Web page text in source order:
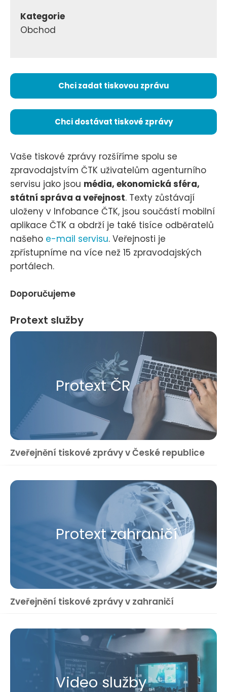
Kategorie
Obchod
Chci zadat tiskovou zprávu
Chci dostávat tiskové zprávy
Vaše tiskové zprávy rozšíříme spolu se
zpravodajstvím ČTK uživatelům agenturního
servisu jako jsou média, ekonomická sféra,
státní správa a veřejnost. Texty zůstávají
uloženy v Infobance ČTK, jsou součástí mobilní
aplikace ČTK a obdrží je také tisíce odběratelů
našeho e-mail servisu. Veřejnosti je
zpřístupníme na více než 15 zpravodajských
portálech.
Doporučujeme
Protext služby
Protext ČR
Zveřejnění tiskové zprávy v České republice
Protext zahraničí
Zveřejnění tiskové zprávy v zahraničí
Video služby